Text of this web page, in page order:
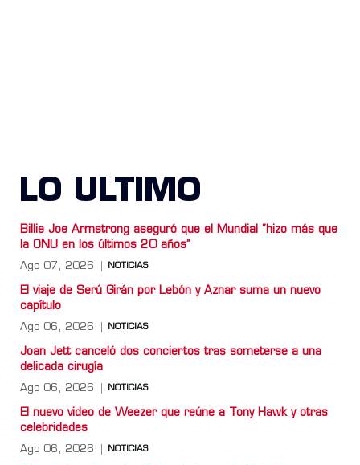
LO ULTIMO
Billie Joe Armstrong aseguró que el Mundial “hizo más que
la ONU en los últimos 20 años”
Ago 07, 2026 NOTICIAS
El viaje de Serú Girán por Lebón y Aznar suma un nuevo
capítulo
Ago 06, 2026 NOTICIAS
Joan Jett canceló dos conciertos tras someterse a una
delicada cirugía
Ago 06, 2026 NOTICIAS
El nuevo video de Weezer que reúne a Tony Hawk y otras
celebridades
Ago 06, 2026 NOTICIAS